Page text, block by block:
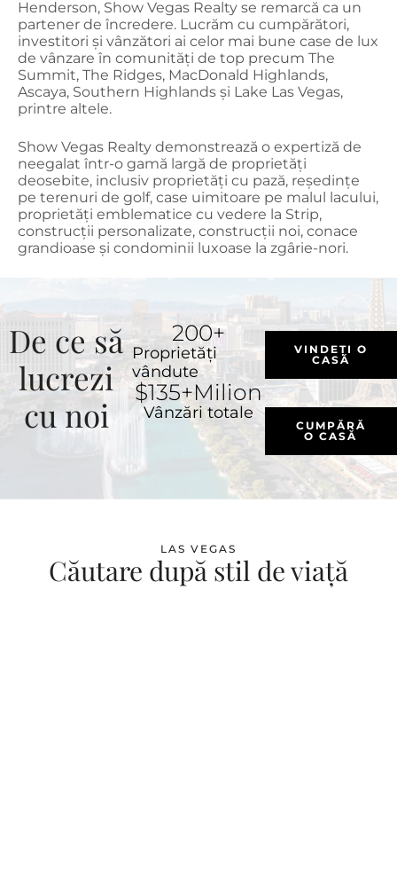
Henderson, Show Vegas Realty se remarcă ca un
partener de încredere. Lucrăm cu cumpărători,
investitori și vânzători ai celor mai bune case de lux
de vânzare în comunități de top precum The
Summit, The Ridges, MacDonald Highlands,
Ascaya, Southern Highlands și Lake Las Vegas,
printre altele.
Show Vegas Realty demonstrează o expertiză de
neegalat într-o gamă largă de proprietăți
deosebite, inclusiv proprietăți cu pază, reședințe
pe terenuri de golf, case uimitoare pe malul lacului,
proprietăți emblematice cu vedere la Strip,
construcții personalizate, construcții noi, conace
grandioase și condominii luxoase la zgârie-nori.
De ce să
lucrezi
cu noi
Proprietăți
vândute
200+
Vânzări totale
$135+Milion
VINDEȚI O
CASĂ
CUMPĂRĂ
O CASĂ
LAS VEGAS
Căutare după stil de viață